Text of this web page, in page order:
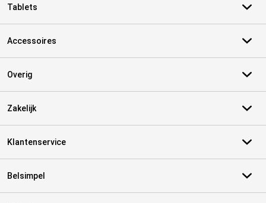
Tablets
Accessoires
Overig
Zakelijk
Klantenservice
Belsimpel